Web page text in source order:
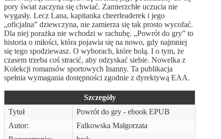
pory świat zaczyna się chwiać. Zamierzchłe uczucia nie
wygasły. Lecz Lana, kapitanka cheerleaderek i jego
„oficjalna” dziewczyna, nie zamierza się tak prosto wycofać.
Dla niej porażka nie wchodzi w rachubę. „Powrót do gry” to
historia o miłości, która pojawia się na nowo, gdy najmniej
się tego spodziewasz. O wyborach, które bolą. I o tym, że
czasem trzeba coś stracić, aby odzyskać siebie. Nowelka z
Kolekcji romansów sportowych Inanny. Ta publikacja
spełnia wymagania dostępności zgodnie z dyrektywą EAA.
Szczegóły
Tytuł
Powrót do gry - ebook EPUB
Autor:
Falkowska Małgorzata